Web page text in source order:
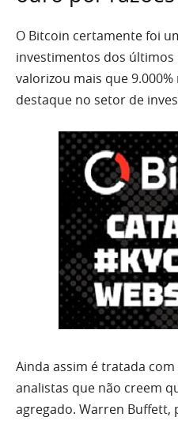
O Bitcoin certamente foi
investimentos dos últimos
valorizou mais que
destaque no setor de
Ainda assim é tratada
analistas que não creem
agregado. Warren Buffett,